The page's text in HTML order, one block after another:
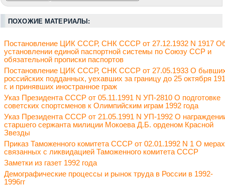
ПОХОЖИЕ МАТЕРИАЛЫ:
Постановление ЦИК СССР, СНК СССР от 27.12.1932 N 1917
установлении единой паспортной системы по Союзу ССР и
обязательной прописки паспортов
Постановление ЦИК СССР, СНК СССР от 27.05.1933 О
российских подданных, уехавших за границу до 25 октября
г. и принявших иностранное граж
Указ Президента СССР от 05.11.1991 N УП-2810 О подготовке
советских спортсменов к Олимпийским играм 1992 года
Указ Президента СССР от 21.05.1991 N УП-1992 О
старшего сержанта милиции Мокоева Д.Б. орденом Красной
Звезды
Приказ Таможенного комитета СССР от 02.01.1992 N 1 О
связанных с ликвидацией Таможенного комитета СССР
Заметки из газет 1992 года
Демографические процессы и рынок труда в России в 1992-
1996гг